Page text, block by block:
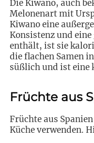
Die Kiwano, auch
Melonenart mit
Kiwano eine
Konsistenz und
enthält, ist sie
die flachen Samen
süßlich und ist eine
Früchte aus
Früchte aus
Küche verwenden.